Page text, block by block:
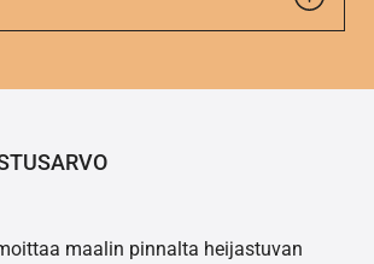
maalin pinnalta heijastuvan